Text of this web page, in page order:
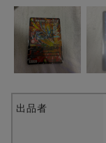
出品者